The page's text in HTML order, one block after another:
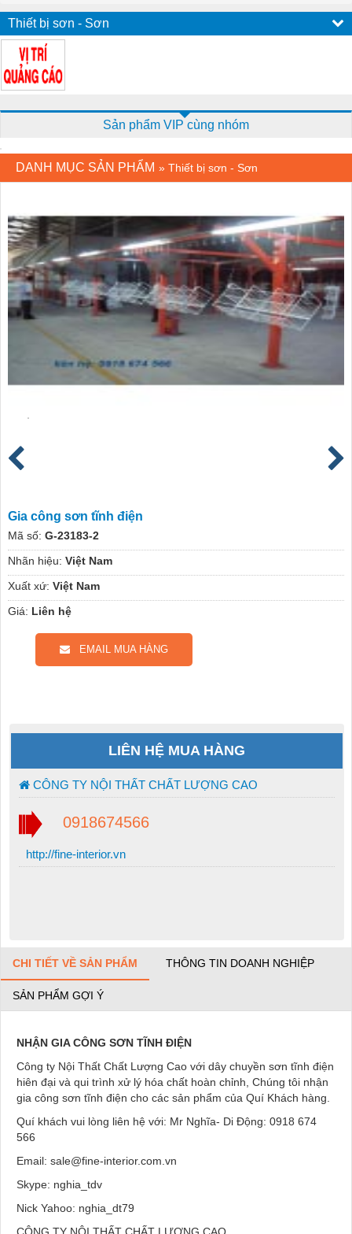
Thiết bị sơn - Sơn
Sản phẩm VIP cùng nhóm
DANH MỤC SẢN PHẨM » Thiết bị sơn - Sơn
Gia công sơn tĩnh điện
Mã số: G-23183-2
Nhãn hiệu: Việt Nam
Xuất xứ: Việt Nam
Giá: Liên hệ
EMAIL MUA HÀNG
LIÊN HỆ MUA HÀNG
CÔNG TY NỘI THẤT CHẤT LƯỢNG CAO
0918674566
http://fine-interior.vn
CHI TIẾT VỀ SẢN PHẨM THÔNG TIN DOANH NGHIỆP
SẢN PHẨM GỢI Ý
NHẬN GIA CÔNG SƠN TĨNH ĐIỆN
Công ty Nội Thất Chất Lượng Cao với dây chuyền sơn tĩnh điện
hiên đại và qui trình xử lý hóa chất hoàn chỉnh, Chúng tôi nhận
gia công sơn tĩnh điện cho các sản phẩm của Quí Khách hàng.
Quí khách vui lòng liên hệ với: Mr Nghĩa- Di Động: 0918 674
566
Email: sale@fine-interior.com.vn
Skype: nghia_tdv
Nick Yahoo: nghia_dt79